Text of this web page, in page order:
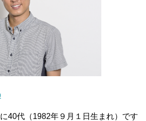
40代（1982年９月１日生まれ）です